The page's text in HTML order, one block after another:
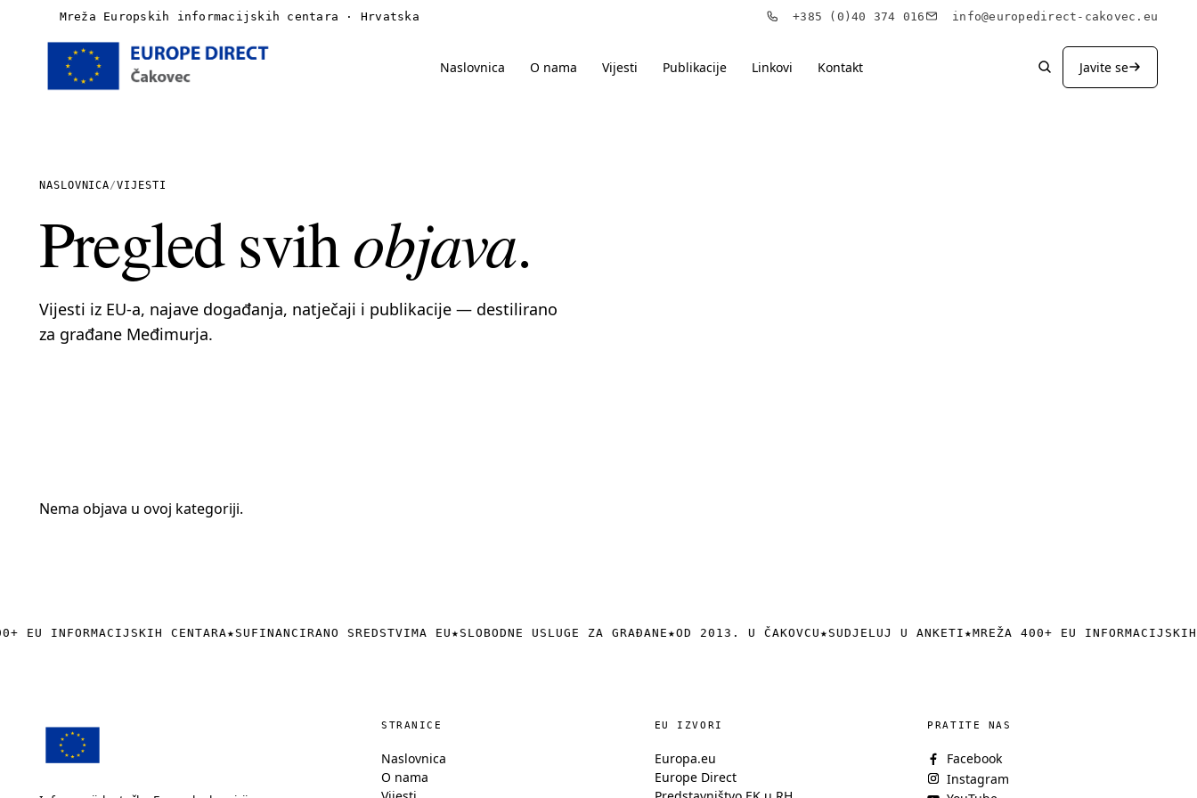
Mreža Europskih informacijskih centara · Hrvatska +385 (0)40 374 016 info@europedirect-cakovec.eu
Naslovnica O nama Vijesti Publikacije Linkovi Kontakt Javite se
Vijesti
Publikacije
Linkovi
NASLOVNICA/VIJESTI
Pregled svihobjava.
Vijesti iz EU-a, najave događanja, natječaji i publikacije — destilirano
za građane Međimurja.
Nema objava u ovoj kategoriji.
EU INFORMACIJSKIH CENTARA★SUFINANCIRANO SREDSTVIMA EU★SLOBODNE USLUGE ZA GRAĐANE★OD 2013. U ČAKOVCU★SUDJELUJ U ANKETI★MREŽA 400+ EU INFORMACIJSKIH
STRANICE
Naslovnica
O nama
EU IZVORI
Europa.eu
Europe Direct
PRATITE NAS
Facebook
Instagram